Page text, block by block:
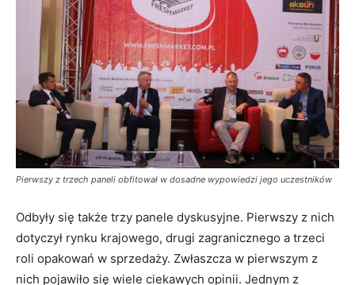
Pierwszy z trzech paneli obfitował w dosadne wypowiedzi jego uczestników
Odbyły się także trzy panele dyskusyjne. Pierwszy z nich
dotyczył rynku krajowego, drugi zagranicznego a trzeci
roli opakowań w sprzedaży. Zwłaszcza w pierwszym z
nich pojawiło się wiele ciekawych opinii. Jednym z